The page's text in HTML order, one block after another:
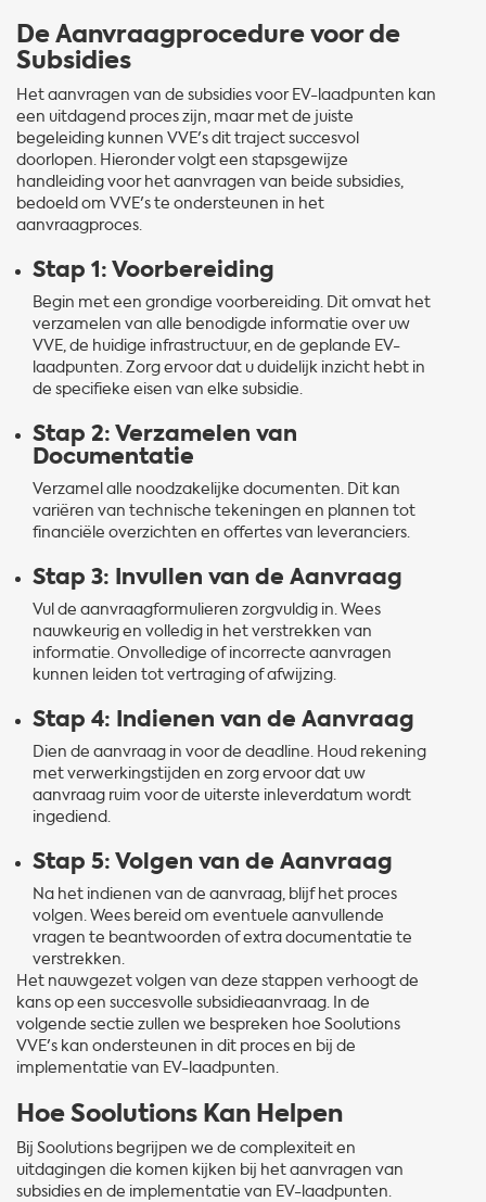
De Aanvraagprocedure voor de
Subsidies
Het aanvragen van de subsidies voor EV-laadpunten kan
een uitdagend proces zijn, maar met de juiste
begeleiding kunnen VVE's dit traject succesvol
doorlopen. Hieronder volgt een stapsgewijze
handleiding voor het aanvragen van beide subsidies,
bedoeld om VVE's te ondersteunen in het
aanvraagproces.
Stap 1: Voorbereiding
Begin met een grondige voorbereiding. Dit omvat het
verzamelen van alle benodigde informatie over uw
VVE, de huidige infrastructuur, en de geplande EV-
laadpunten. Zorg ervoor dat u duidelijk inzicht hebt in
de specifieke eisen van elke subsidie.
Stap 2: Verzamelen van
Documentatie
Verzamel alle noodzakelijke documenten. Dit kan
variëren van technische tekeningen en plannen tot
financiële overzichten en offertes van leveranciers.
Stap 3: Invullen van de Aanvraag
Vul de aanvraagformulieren zorgvuldig in. Wees
nauwkeurig en volledig in het verstrekken van
informatie. Onvolledige of incorrecte aanvragen
kunnen leiden tot vertraging of afwijzing.
Stap 4: Indienen van de Aanvraag
Dien de aanvraag in voor de deadline. Houd rekening
met verwerkingstijden en zorg ervoor dat uw
aanvraag ruim voor de uiterste inleverdatum wordt
ingediend.
Stap 5: Volgen van de Aanvraag
Na het indienen van de aanvraag, blijf het proces
volgen. Wees bereid om eventuele aanvullende
vragen te beantwoorden of extra documentatie te
verstrekken.
Het nauwgezet volgen van deze stappen verhoogt de
kans op een succesvolle subsidieaanvraag. In de
volgende sectie zullen we bespreken hoe Soolutions
VVE's kan ondersteunen in dit proces en bij de
implementatie van EV-laadpunten.
Hoe Soolutions Kan Helpen
Bij Soolutions begrijpen we de complexiteit en
uitdagingen die komen kijken bij het aanvragen van
subsidies en de implementatie van EV-laadpunten.